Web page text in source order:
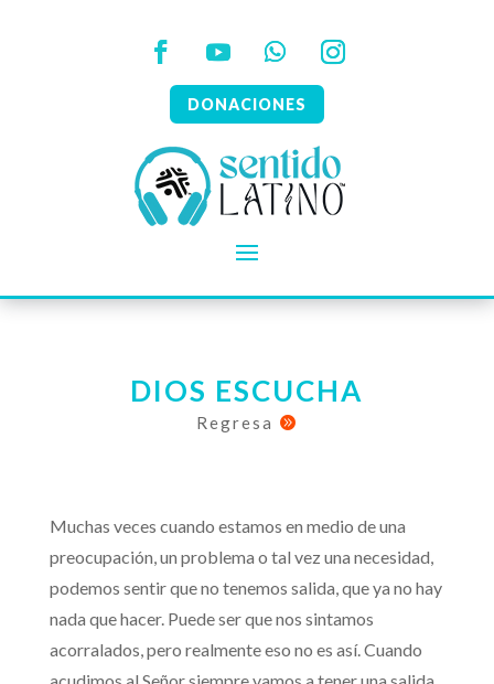
DONACIONES
DIOS ESCUCHA
Regresa 
Muchas veces cuando estamos en medio de una
preocupación, un problema o tal vez una necesidad,
podemos sentir que no tenemos salida, que ya no hay
nada que hacer. Puede ser que nos sintamos
acorralados, pero realmente eso no es así. Cuando